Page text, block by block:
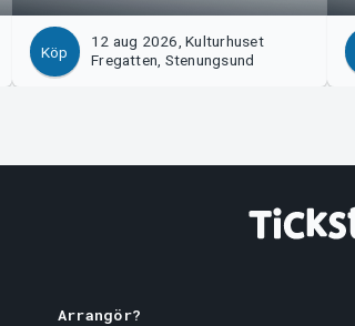
Köp
12 aug 2026, Kulturhuset
Fregatten, Stenungsund
Arrangör?